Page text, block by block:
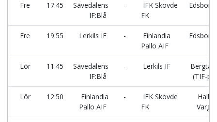
Fre 17:45
Sävedalens
IF:Blå
-
IFK Skövde
FK
Fre 19:55 Lerkils IF -
Finlandia
Pallo AIF
Lör 11:45
Sävedalens
IF:Blå
- Lerkils IF
(TIF-
Lör 12:50
Finlandia
Pallo AIF
-
IFK Skövde
FK